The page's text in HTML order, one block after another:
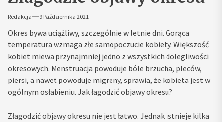
Redakcja 9 Października 2021
Okres bywa uciążliwy, szczególnie w letnie dni. Gorąca
temperatura wzmaga złe samopoczucie kobiety. Większość
kobiet miewa przynajmniej jedno z wszystkich dolegliwości
okresowych. Menstruacja powoduje bóle brzucha, pleców,
piersi, a nawet powoduje migreny, sprawia, że kobieta jest w
ogólnym osłabieniu. Jak łagodzić objawy okresu?
Złagodzić objawy okresu nie jest łatwo. Jednak istnieje kilka